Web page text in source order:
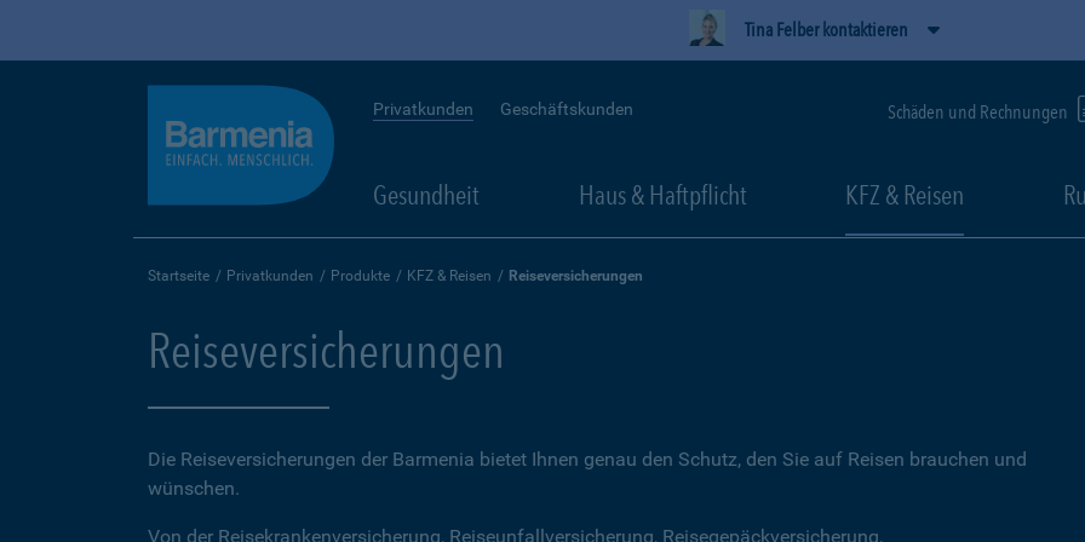
Tina Felber kontaktieren
Privatkunden Geschäftskunden Schäden und Rechnungen
Gesundheit Haus & Haftpflicht KFZ & Reisen
Startseite Privatkunden Produkte KFZ & Reisen Reiseversicherungen
Reiseversicherungen
Die Reiseversicherungen der Barmenia bietet Ihnen genau den Schutz, den Sie auf Reisen brauchen und
wünschen.
Von der Reisekrankenversicherung, Reiseunfallversicherung, Reisegepäckversicherung,